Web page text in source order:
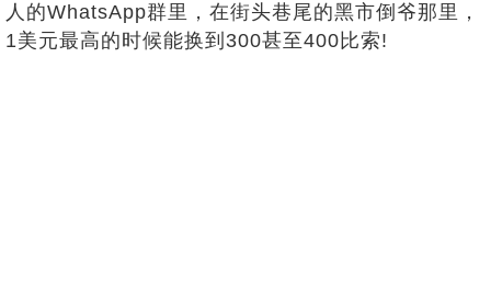
人的WhatsApp群里，在街头巷尾的黑市倒爷那里，
1美元最高的时候能换到300甚至400比索!